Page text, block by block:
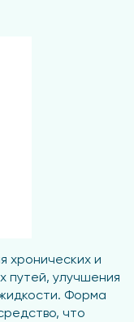
хронических и
путей, улучшения
Форма
что